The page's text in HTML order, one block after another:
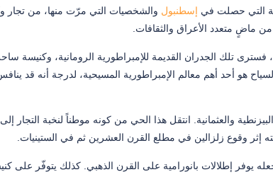
التي حصلت في إسطنبول والشخصيات التي مرّت منها، من تجار
من ماضٍ متعدد الأعراق والثقافات.
تلك الجدران القديمة للإمبراطورية الرومانية، وكنيسة
هو أحد أهم معالم الإمبراطورية المسيحية، لدرجة أنه قد
والعثمانية. انتقل هذا الحي من كونه موطناً لنخبة التجار
وقوع زلزالين في مطلع القرن العشرين ثم في الستينيات.
يوفر إطلالات بانورامية على القرن الذهبي. كذلك يتوفّر على